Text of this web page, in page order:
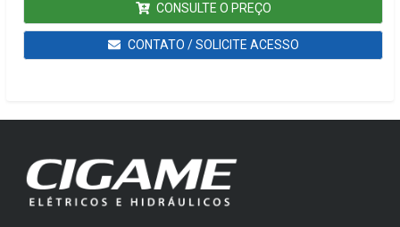
CONSULTE O PREÇO
CONTATO / SOLICITE ACESSO